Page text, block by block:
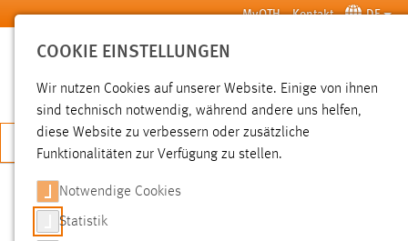
Zum Hauptinhalt springen MyOTH Kontakt DE
SUCHE
JETZT BEWERBEN
SUCHE
COOKIE EINSTELLUNGEN
Wir nutzen Cookies auf unserer Website. Einige von ihnen
sind technisch notwendig, während andere uns helfen,
diese Website zu verbessern oder zusätzliche
Funktionalitäten zur Verfügung zu stellen.
Notwendige Cookies
Statistik